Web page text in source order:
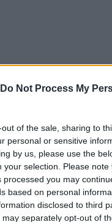
Do Not Process My
of the sale, sharing to
personal or sensitive
by us, please use the
your selection. Please
processed you may
based on personal
disclosed to third
separately opt-out of
2026 08:01
η χρήση καπνού
για την ΕΕ